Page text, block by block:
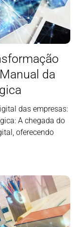
da
das empresas:
A chegada do
oferecendo